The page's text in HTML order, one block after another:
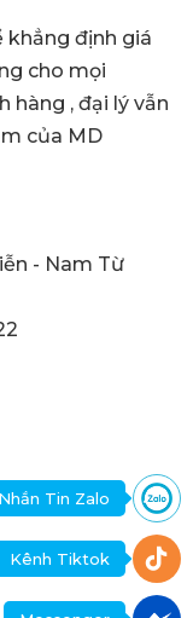
khẳng định giá
cho mọi
hàng , đại lý vẫn
của MD
- Nam Từ
Nhắn Tin Zalo
Kênh Tiktok